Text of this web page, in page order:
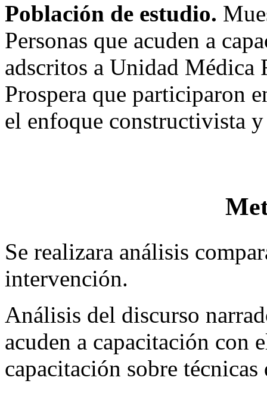
Población de estudio.
Personas que acuden a
adscritos a Unidad
Prospera que participaron
el enfoque constructivista
Se realizara análisis
intervención.
Análisis del discurso
acuden a capacitación con
capacitación sobre